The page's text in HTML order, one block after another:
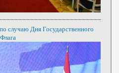
случаю Дня Государственного
Флага